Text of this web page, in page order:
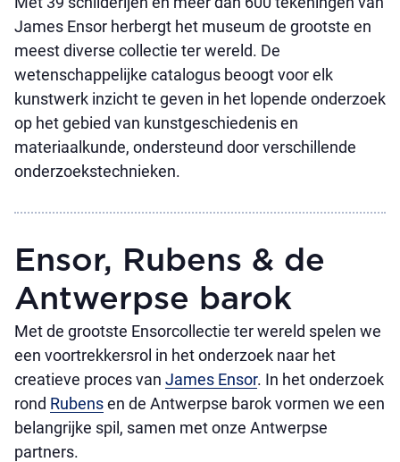
James Ensor herbergt het museum de grootste en
meest diverse collectie ter wereld. De
wetenschappelijke catalogus beoogt voor elk
kunstwerk inzicht te geven in het lopende onderzoek
op het gebied van kunstgeschiedenis en
materiaalkunde, ondersteund door verschillende
onderzoekstechnieken.
Ensor, Rubens & de
Antwerpse barok
Met de grootste Ensorcollectie ter wereld spelen we
een voortrekkersrol in het onderzoek naar het
creatieve proces van James Ensor. In het onderzoek
rond Rubensen de Antwerpse barok vormen we een
belangrijke spil, samen met onze Antwerpse
partners.